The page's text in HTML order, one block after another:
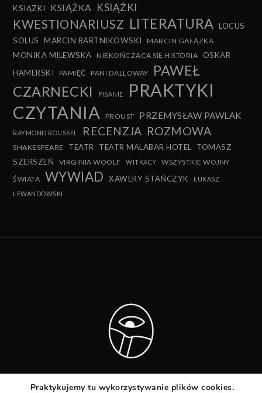
KSIĄZKI KSIĄŻKA KSIĄŻKI
KWESTIONARIUSZ LITERATURA LOCUS
SOLUS
MARCIN BARTNIKOWSKI MARCIN GAŁĄZKA
MONIKA MILEWSKA NIEKOŃCZĄCA SIĘ HISTORIA OSKAR
HAMERSKI
PAMIĘĆ PANI DALLOWAY
PAWEŁ
CZARNECKI
PISANIE
PRAKTYKI
CZYTANIA
PROUST PRZEMYSŁAW PAWLAK
RAYMOND ROUSSEL RECENZJA ROZMOWA
SHAKESPEARE TEATR TEATR MALABAR HOTEL
TOMASZ
SZERSZEŃ
VIRGINIA WOOLF WITKACY
WSZYSTKIE WOJNY
ŚWIATA WYWIAD XAWERY STAŃCZYK
ŁUKASZ
LEWANDOWSKI
Praktykujemy tu wykorzystywanie plików cookies.